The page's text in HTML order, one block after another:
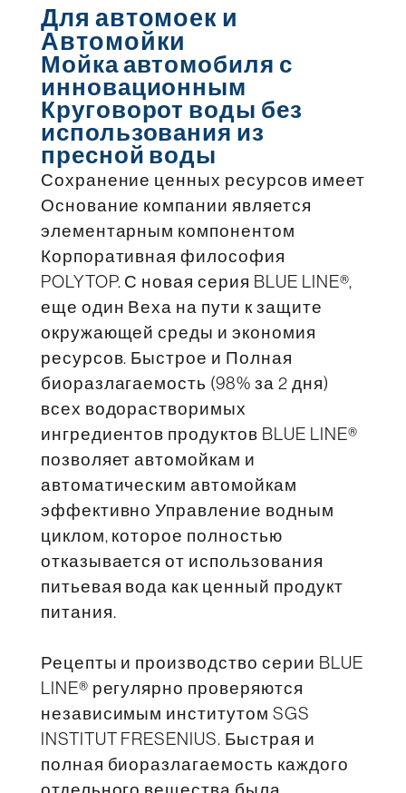
Для автомоек и
Автомойки
Мойка автомобиля с
инновационным
Круговорот воды без
использования из
пресной воды
Сохранение ценных ресурсов имеет
Основание компании является
элементарным компонентом
Корпоративная философия
POLYTOP. С новая серия BLUE LINE®,
еще один Веха на пути к защите
окружающей среды и экономия
ресурсов. Быстрое и Полная
биоразлагаемость (98% за 2 дня)
всех водорастворимых
ингредиентов продуктов BLUE LINE®
позволяет автомойкам и
автоматическим автомойкам
эффективно Управление водным
циклом, которое полностью
отказывается от использования
питьевая вода как ценный продукт
питания.
Рецепты и производство серии BLUE
LINE® регулярно проверяются
независимым институтом SGS
INSTITUT FRESENIUS. Быстрая и
полная биоразлагаемость каждого